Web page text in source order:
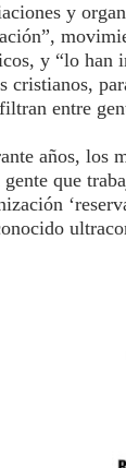
y
y “lo han
cristianos,
entre
años, los
gente que